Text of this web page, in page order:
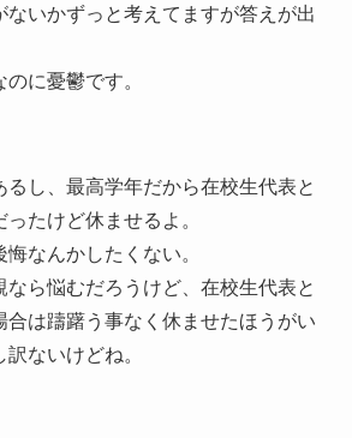
ないかずっと考えてますが答えが出
に憂鬱です。
るし、最高学年だから在校生代表と
たけど休ませるよ。
なんかしたくない。
なら悩むだろうけど、在校生代表と
合は躊躇う事なく休ませたほうがい
ないけどね。